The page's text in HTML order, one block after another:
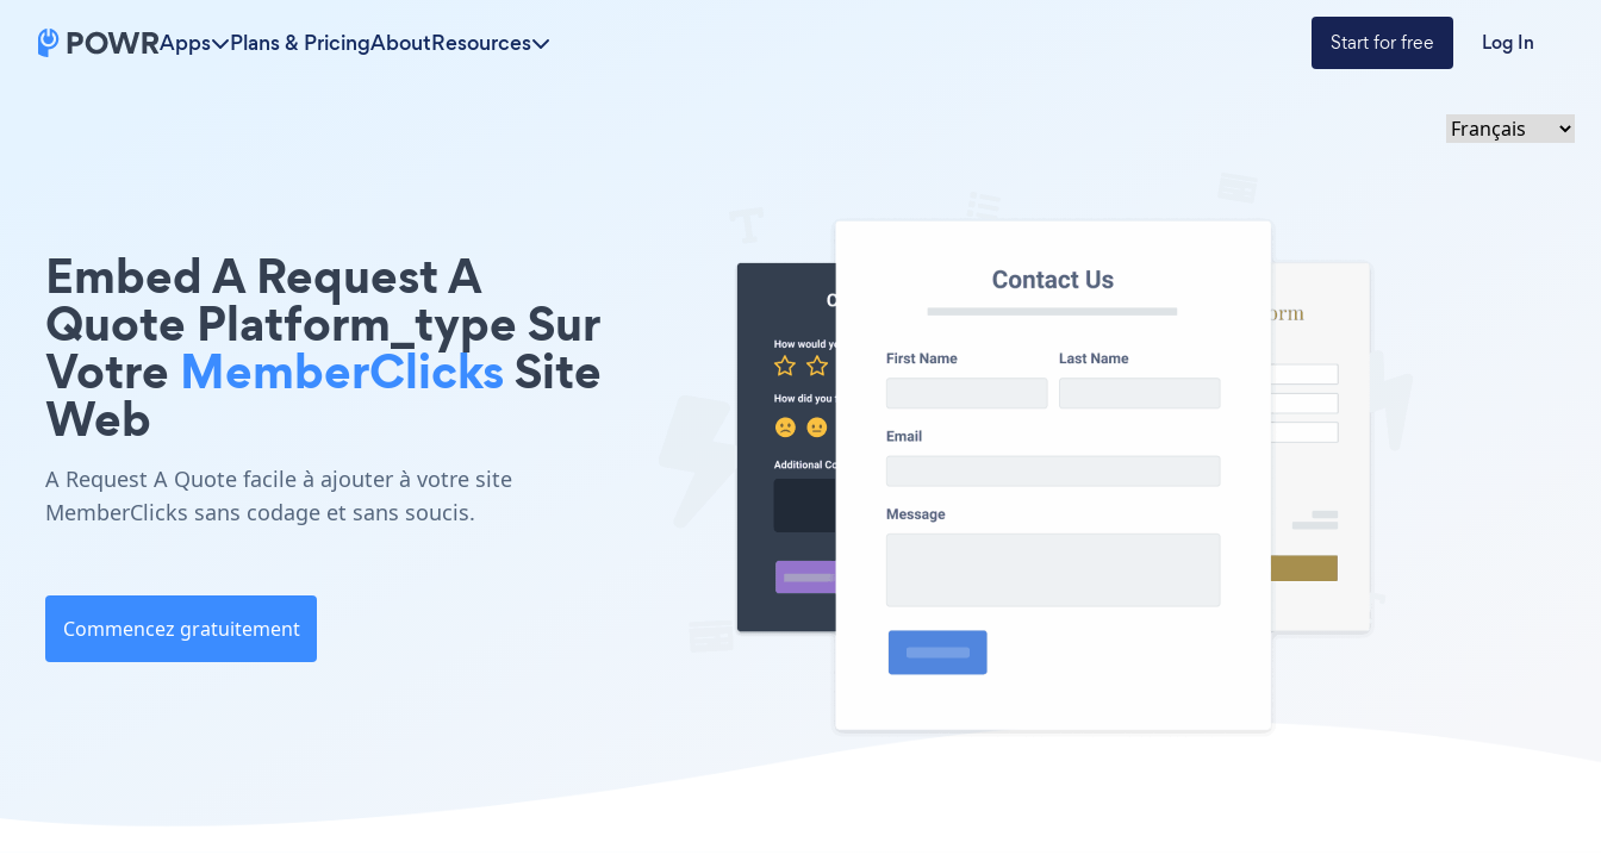
Apps Plans & PricingAboutResources Start for free Log In
Embed A Request A
Quote Platform_type Sur
Votre MemberClicksSite
Web
A Request A Quote facile à ajouter à votre site
MemberClicks sans codage et sans soucis.
Commencez gratuitement